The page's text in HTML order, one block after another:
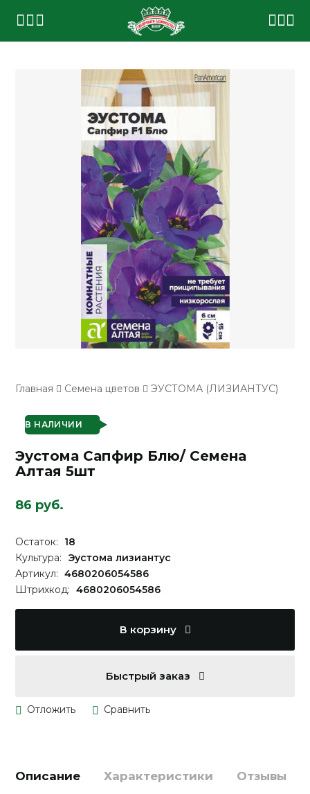
Главная Семена цветов ЭУСТОМА (ЛИЗИАНТУС)
В НАЛИЧИИ
Эустома Сапфир Блю/ Семена
Алтая 5шт
86 руб.
Остаток:
18
Культура:
Эустома лизиантус
Артикул: 4680206054586
Штрихкод: 4680206054586
В корзину
Быстрый заказ
Описание Характеристики Отзывы